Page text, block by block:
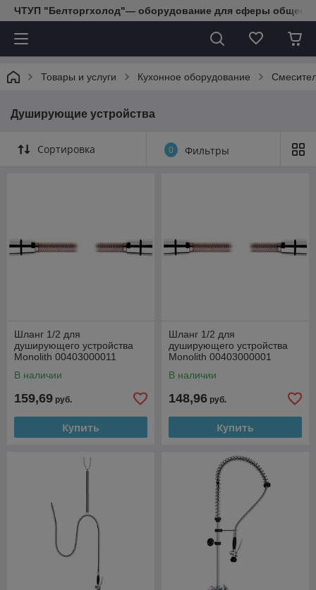
ЧТУП "Белторгхолод"— оборудование для сферы
Товары и услуги Кухонное оборудование
Душирующие устройства
Сортировка 0 Фильтры
Шланг 1/2 для
душирующего устройства
Monolith 00403000011
В наличии
159,69 руб.
Купить
Шланг 1/2 для
душирующего устройства
Monolith 00403000001
В наличии
148,96 руб.
Купить